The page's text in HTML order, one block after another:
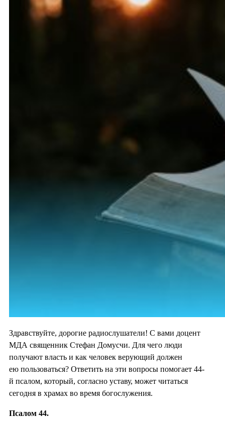
Здравствуйте, дорогие радиослушатели! С вами доцент
МДА священник Стефан Домусчи. Для чего люди
получают власть и как человек верующий должен
ею пользоваться? Ответить на эти вопросы помогает 44-
й псалом, который, согласно уставу, может читаться
сегодня в храмах во время богослужения.
Псалом 44.